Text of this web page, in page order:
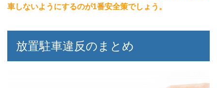
車しないようにするのが1番安全策でしょう。
放置駐車違反のまとめ